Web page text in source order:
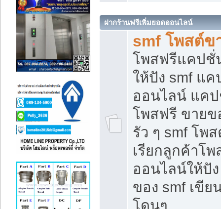
ฝากร้านฟรีเพิ่มยอดออนไลน์
smf โพสต์ข
โพสฟรีแคปชั่
ให้ปัง smf แ
ออนไลน์ แค
โพสฟรี ขายข
รัว ๆ smf โพ
เรียกลูกค้าโ
ออนไลน์ให้ปั
ของ smf เขี
โดนๆ